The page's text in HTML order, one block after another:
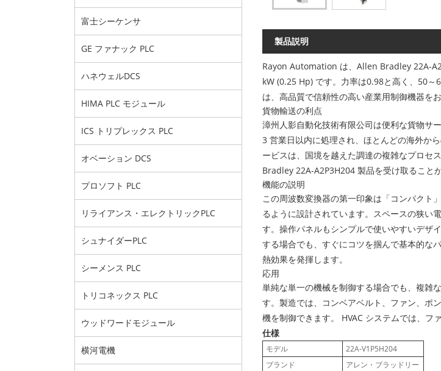
富士シーケンサ
GE ファナック PLC
ハネウェルDCS
HIMA PLC モジュール
ICS トリプレックス PLC
オベーション DCS
プロソフト PLC
リライアンス・エレクトリックPLC
シュナイダーPLC
シーメンス PLC
トリコネックス PLC
ウッドワードモジュール
横河電機
製品説明
Rayon Automation は、Allen Bradley 22A-
kW (0.25 Hp) です。力率は0.98と高く、50
は、高品質で信頼性の高い産業用制御機器を
貨物輸送の利点
漳州人影自動化技術有限公司は便利な貨物サ
3 営業日以内に処理され、ほとんどの海外か
ービスは、国境を越えた調達の複雑なプロ
Bradley 22A-A2P3H204 製品を受け取ること
機能の説明
この周波数変換器の第一印象は「コンパクト
るように設計されています。スペースの狭い
す。操作パネルもシンプルで使いやすいデザ
する場合でも、すぐにコツを掴んで基本的な
熱効果を発揮します。
応用
単純な単一の機械を制御する場合でも、複雑
す。製造では、コンベアベルト、ファン、ポ
機を制御できます。 HVAC システムでは、フ
仕様
モデル
22A-V1P5H204
ブランド
アレン・ブラッドリー